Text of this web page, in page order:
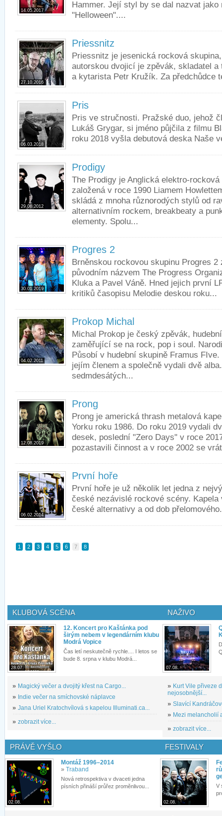
14.05.2017
Hammer. Její styl by se dal nazvat jako
"Helloween"....
27.10.2016
Priessnitz
Priessnitz je jesenická rocková
autorskou dvojicí je zpěvák, skladatel
a kytarista Petr Kružík. Za předchůdce
06.03.2018
Pris
Pris ve stručnosti. Pražské duo, jehož
Lukáš Grygar, si jméno půjčila z filmu
roku 2018 vyšla debutová deska Naše
29.06.2012
Prodigy
The Prodigy je Anglická elektro-
založená v roce 1990 Liamem
skládá z mnoha různorodých stylů od
alternativním rockem, breakbeaty a
elementy. Spolu...
30.01.2019
Progres 2
Brněnskou rockovou skupinu Progres
původním názvem The Progress
Kluka a Pavel Váně. Hned jejich první
kritiků časopisu Melodie deskou roku...
04.02.2011
Prokop Michal
Michal Prokop je český zpěvák,
zaměřující se na rock, pop i soul.
Působí v hudební skupině Framus
jejím členem a společně vydali dvě
sedmdesátých...
12.08.2019
Prong
Prong je americká thrash metalová
Yorku roku 1986. Do roku 2019 vydali
desek, poslední "Zero Days" v roce
pozastavili činnost a v roce 2002 se
06.02.2014
První hoře
První hoře je už několik let jedna z
české nezávislé rockové scény.
české alternativy a od dob
1 2 3 4 5 6 7 8
KLUBOVÁ SCÉNA
28.07.
12. Koncert pro Kaštánka pod
širým nebem v legendárním klubu
Modrá Vopice
Čas letí neskutečně rychle.... I letos se
bude 8. srpna v klubu Modrá...
» Magický večer a dvojitý křest na Cargo...
» Indie večer na smíchovské náplavce
» Jana Uriel Kratochvílová s kapelou Illuminati.ca...
» zobrazit více...
NAŽIVO
07.08.
» Kurt Vile přiveze
nejosobnější...
» Slavící
» Mezi melancholií
» zobrazit více...
PRÁVĚ VYŠLO
02.08.
Montáž 1996–2014
» Traband
Nová retrospektiva v dvaceti jedna
písních přináší průřez proměnlivou...
FESTIVALY
02.08.
V